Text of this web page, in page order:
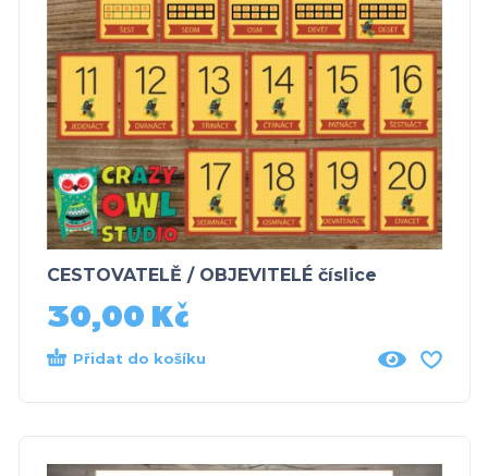
CESTOVATELĚ / OBJEVITELÉ číslice
30,00 Kč
Přidat do košíku